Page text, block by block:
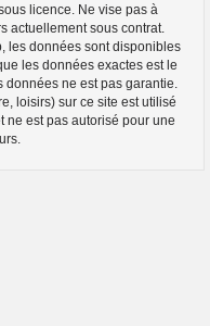
licence. Ne vise pas à
actuellement sous contrat.
les données sont disponibles
les données exactes est le
données ne est pas garantie.
loisirs) sur ce site est utilisé
ne est pas autorisé pour une